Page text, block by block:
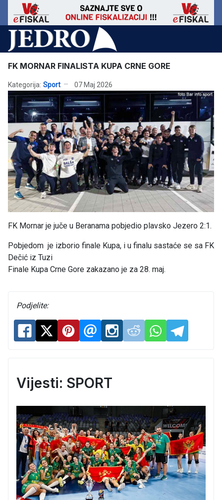
FK MORNAR FINALISTA KUPA CRNE GORE
Kategorija: Sport 07 Maj 2026
FK Mornar je juče u Beranama pobjedio plavsko Jezero 2:1.
Pobjedom je izborio finale Kupa, i u finalu sastaće se sa FK
Dečić iz Tuzi
Finale Kupa Crne Gore zakazano je za 28. maj.
Podjelite:
Vijesti: SPORT